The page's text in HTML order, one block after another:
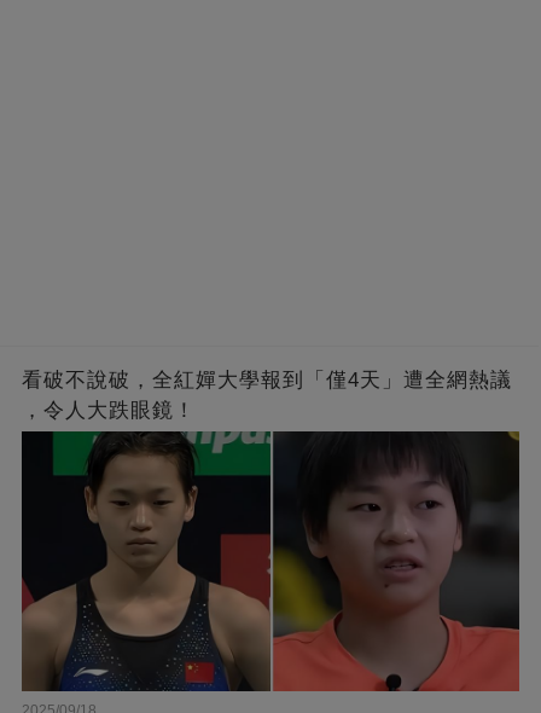
看破不說破，全紅嬋大學報到「僅4天」遭全網熱議
，令人大跌眼鏡！